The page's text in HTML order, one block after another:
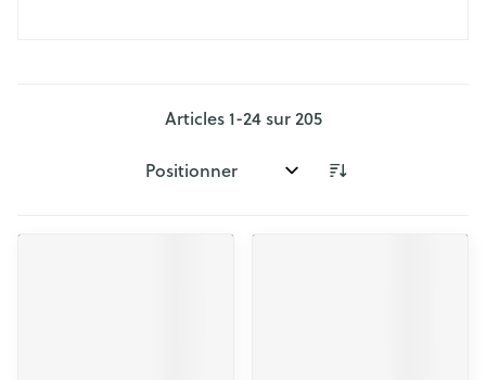
Articles1-24sur205
Trier par: